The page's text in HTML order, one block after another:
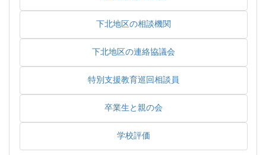
下北地区の相談機関
下北地区の連絡協議会
特別支援教育巡回相談員
卒業生と親の会
学校評価